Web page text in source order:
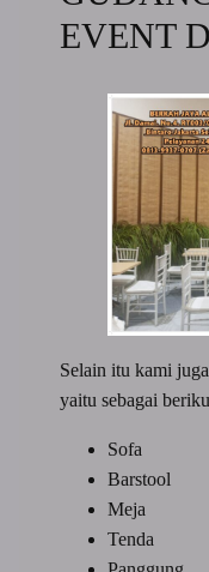
EVENT
Selain itu kami
yaitu sebagai
Sofa
Barstool
Meja
Tenda